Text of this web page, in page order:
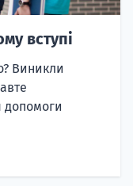
вступі
Виникли
допомоги